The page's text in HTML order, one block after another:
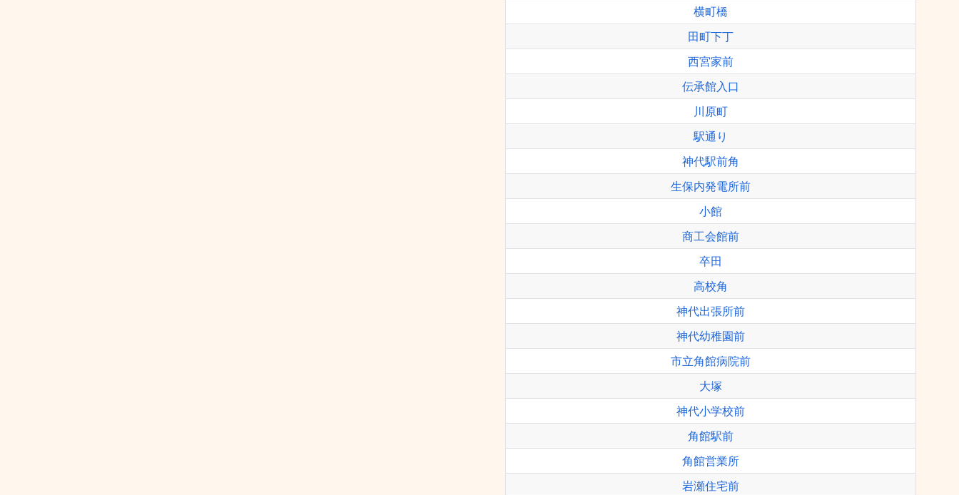
横町橋
田町下丁
西宮家前
伝承館入口
川原町
駅通り
神代駅前角
生保内発電所前
小館
商工会館前
卒田
高校角
神代出張所前
神代幼稚園前
市立角館病院前
大塚
神代小学校前
角館駅前
角館営業所
岩瀬住宅前